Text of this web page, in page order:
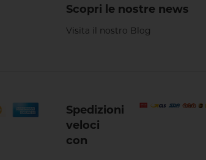
Scopri le nostre news
Visita il nostro Blog
Spedizioni
veloci
con